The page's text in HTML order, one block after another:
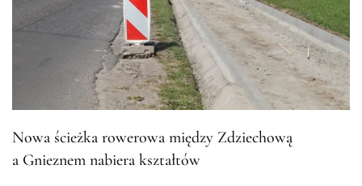
Nowa ścieżka rowerowa między Zdziechową
a Gnieznem nabiera kształtów